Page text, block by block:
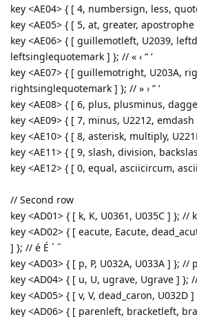
key <AE04> { [ 4, numbersign, less,
key <AE05> { [ 5, at, greater,
key <AE06> { [ guillemotleft, U2039,
leftsinglequotemark ] }; // « ‹ “ ‘
key <AE07> { [ guillemotright, U203A,
rightsinglequotemark ] }; // » › ” ’
key <AE08> { [ 6, plus, plusminus,
key <AE09> { [ 7, minus, U2212,
key <AE10> { [ 8, asterisk, multiply,
key <AE11> { [ 9, slash, division,
key <AE12> { [ 0, equal, asciicircum,
// Second row
key <AD01> { [ k, K, U0361, U035C ] }; //
key <AD02> { [ eacute, Eacute,
] }; // é É ˊ ˝
key <AD03> { [ p, P, U032A, U033A ] }; // p
key <AD04> { [ u, U, ugrave, Ugrave ] };
key <AD05> { [ v, V, dead_caron, U032D ]
key <AD06> { [ parenleft, bracketleft,